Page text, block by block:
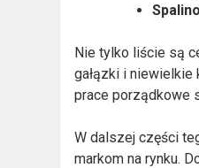
Nie tylko liście są
gałązki i
prace porządkowe
W dalszej części
markom na rynku.